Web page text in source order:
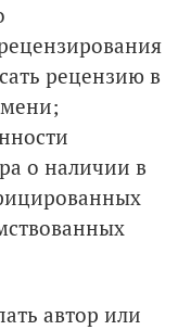
рецензию в
о наличии в
автор или